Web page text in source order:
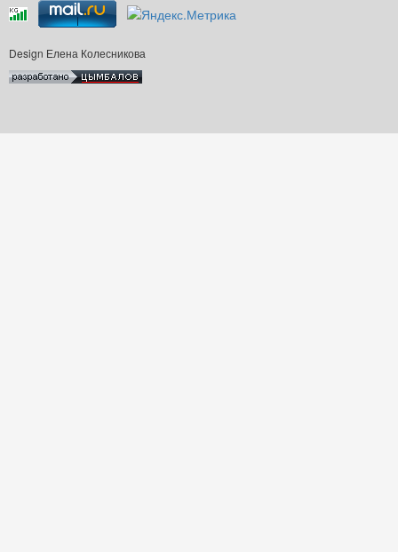
Design Елена Колесникова